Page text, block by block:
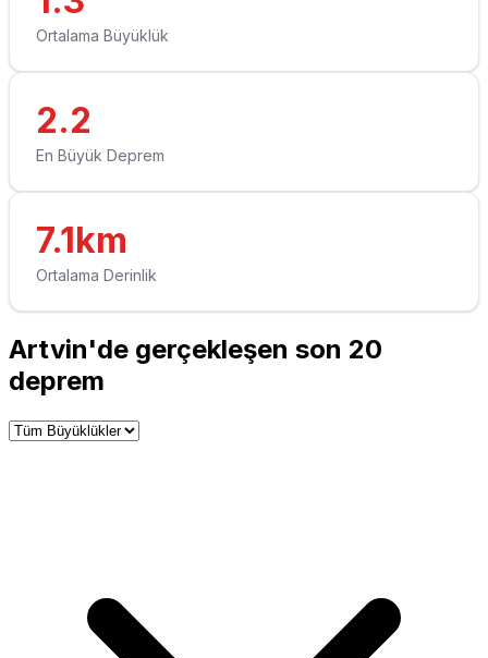
Ortalama Büyüklük
2.2
En Büyük Deprem
7.1km
Ortalama Derinlik
Artvin'de gerçekleşen son 20
deprem